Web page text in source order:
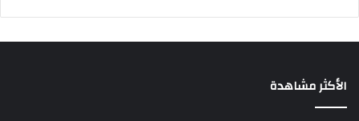
الأكثر مشاهدة